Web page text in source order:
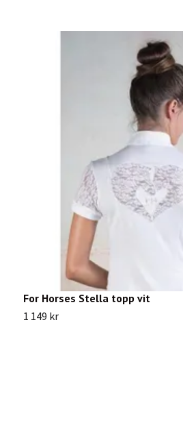
For Horses Stella topp vit
1 149 kr